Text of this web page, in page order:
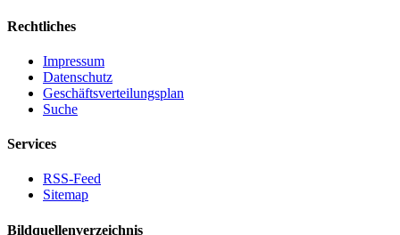
Rechtliches
Impressum
Datenschutz
Geschäftsverteilungsplan
Suche
Services
RSS-Feed
Sitemap
Bildquellenverzeichnis